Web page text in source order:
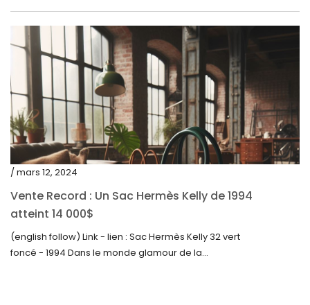
novembre 2022
octobre 2022
septembre 2022
août 2022
juillet 2022
juin 2022
mai 2022
avril 2022
mars 2022
février 2022
/ mars 12, 2024
Vente Record : Un Sac Hermès Kelly de 1994
atteint 14 000$
(english follow) Link - lien : Sac Hermès Kelly 32 vert
foncé - 1994 Dans le monde glamour de la...